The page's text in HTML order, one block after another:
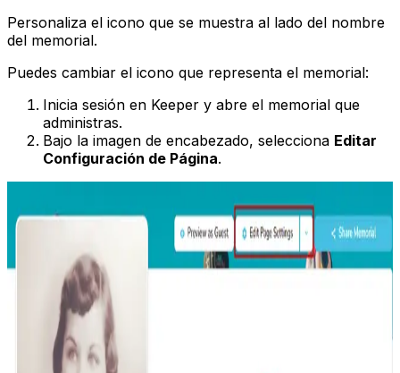
Personaliza el icono que se muestra al lado del nombre
del memorial.
Puedes cambiar el icono que representa el memorial:
Inicia sesión en Keeper y abre el memorial que
administras.
Bajo la imagen de encabezado, selecciona Editar
Configuración de Página.